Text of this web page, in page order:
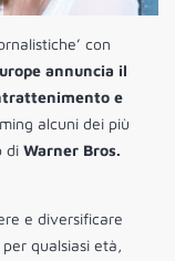
con
annuncia il
e
alcuni dei più
di Warner Bros.
e diversificare
qualsiasi età,